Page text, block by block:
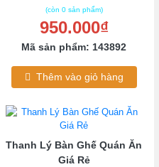
(còn 0 sản phẩm)
950.000₫
Mã sản phẩm: 143892
Thêm vào giỏ hàng
Thanh Lý Bàn Ghế Quán Ăn
Giá Rẻ